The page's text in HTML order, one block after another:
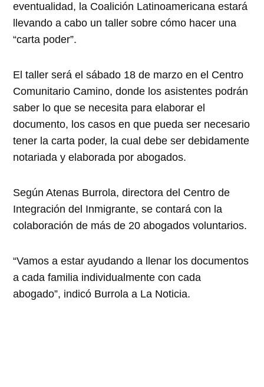
eventualidad, la Coalición Latinoamericana estará
llevando a cabo un taller sobre cómo hacer una
“carta poder”.
El taller será el sábado 18 de marzo en el Centro
Comunitario Camino, donde los asistentes podrán
saber lo que se necesita para elaborar el
documento, los casos en que pueda ser necesario
tener la carta poder, la cual debe ser debidamente
notariada y elaborada por abogados.
Según Atenas Burrola, directora del Centro de
Integración del Inmigrante, se contará con la
colaboración de más de 20 abogados voluntarios.
“Vamos a estar ayudando a llenar los documentos
a cada familia individualmente con cada
abogado”, indicó Burrola a La Noticia.